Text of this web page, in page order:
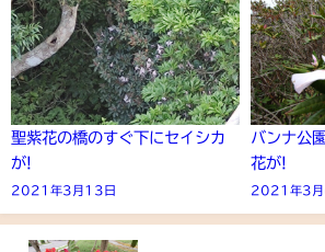
聖紫花の橋のすぐ下にセイシカ
が!
2021年3月13日
バンナ公
花が!
2021年3月